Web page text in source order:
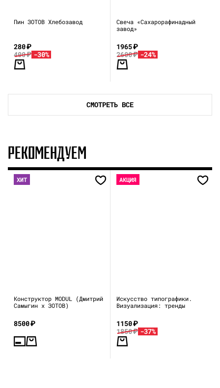
Пин ЗОТОВ Хлебозавод
280₽
400₽ -30%
Свеча «Сахарорафинадный
завод»
1965₽
2600₽ -24%
СМОТРЕТЬ ВСЕ
РЕКОМЕНДУЕМ
ХИТ
Конструктор MODUL (Дмитрий
Самыгин x ЗОТОВ)
8500₽
АКЦИЯ
Искусство типографики.
Визуализация: тренды
1150₽
1850₽ -37%